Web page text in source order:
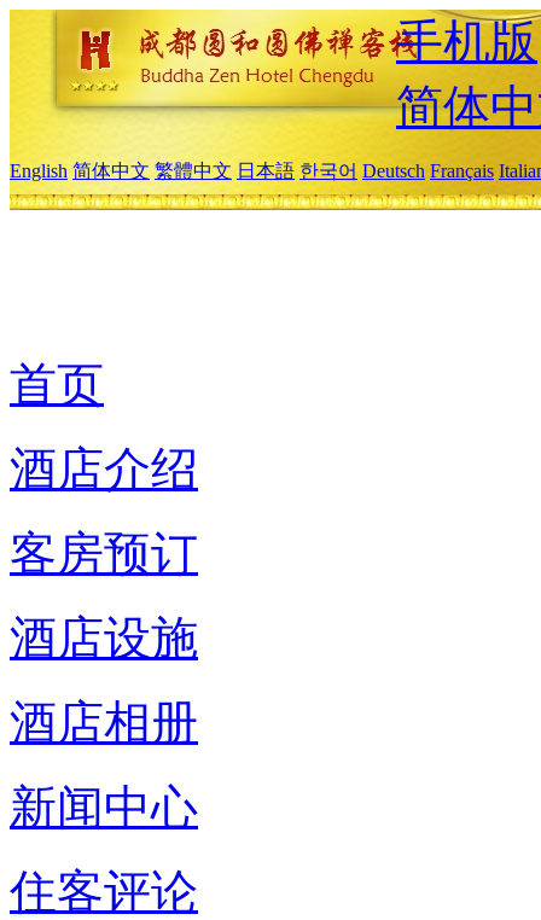
手机版
简体
English 简体中文 繁體中文 日本語 한국어 Deutsch Français
首页
酒店介绍
客房预订
酒店设施
酒店相册
新闻中心
住客评论